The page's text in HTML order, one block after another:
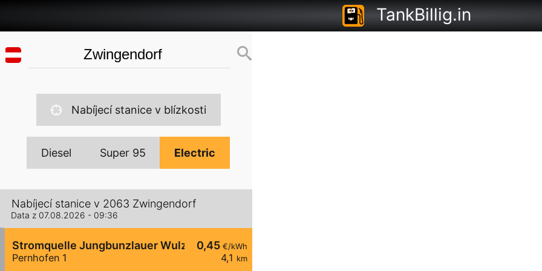
TankBillig.in
Nabíjecí stanice v blízkosti
Diesel Super 95 Electric
Nabíjecí stanice v 2063 Zwingendorf
Data z 07.08.2026 - 09:36
0,45€/kWh
4,1 km
Stromquelle Jungbunzlauer Wulzeshofen 5
Pernhofen 1